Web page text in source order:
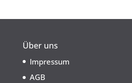
Über uns
Impressum
AGB